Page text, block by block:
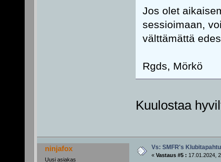
Jos olet
sessioimaan,
välttämättä
Rgds, Mörkö
Kuulostaa
ninjafox
Uusi asiakas
Vs: SMFR's
« Vastaus #5 : 17.01.2024,